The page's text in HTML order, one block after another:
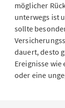
möglicher
unterwegs ist
sollte
dauert, desto
Ereignisse
oder eine